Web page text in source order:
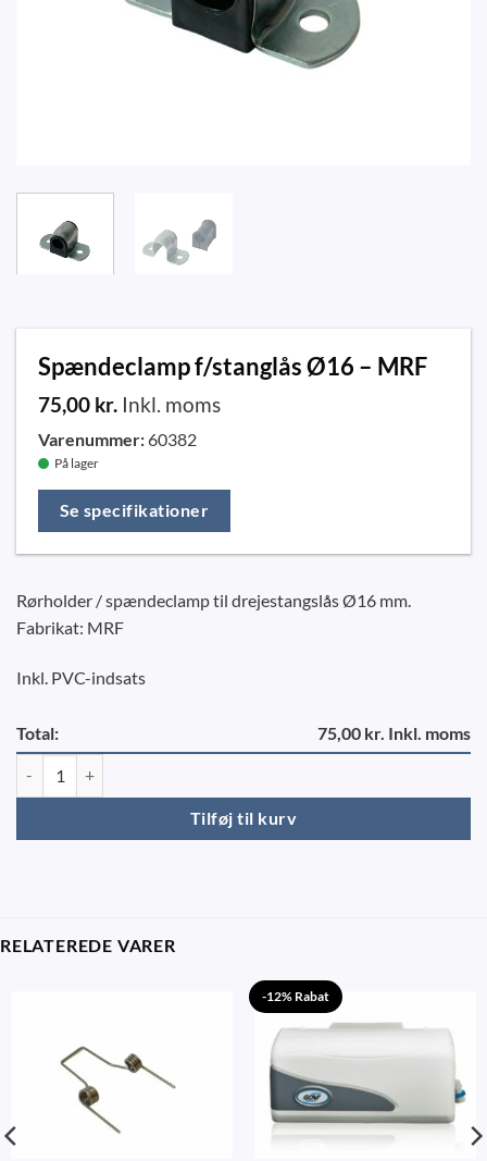
Spændeclamp f/stanglås Ø16 – MRF
75,00 kr. Inkl. moms
Varenummer: 60382
På lager
Se specifikationer
Rørholder / spændeclamp til drejestangslås Ø16 mm.
Fabrikat: MRF
Inkl. PVC-indsats
Total: 75,00 kr. Inkl. moms
Tilføj til kurv
RELATEREDE VARER
-12% Rabat